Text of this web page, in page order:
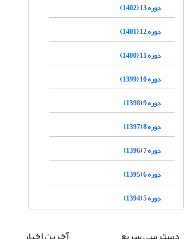
دوره 13 (1402)
دوره 12 (1401)
دوره 11 (1400)
دوره 10 (1399)
دوره 9 (1398)
دوره 8 (1397)
دوره 7 (1396)
دوره 6 (1395)
دوره 5 (1394)